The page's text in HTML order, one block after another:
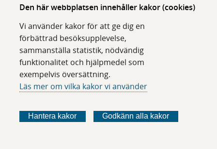
Den här webbplatsen innehåller kakor (cookies)
Vi använder kakor för att ge dig en
förbättrad besöksupplevelse,
sammanställa statistik, nödvändig
funktionalitet och hjälpmedel som
exempelvis översättning.
Läs mer om vilka kakor vi använder
Hantera kakor Godkänn alla kakor
CMMS
CPT II EC 2.3.1.21
CMMS
CPT2 EC 2.3.1.21
CPT2 EC 2.3.1.21